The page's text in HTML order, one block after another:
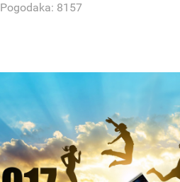
Pogodaka: 8157